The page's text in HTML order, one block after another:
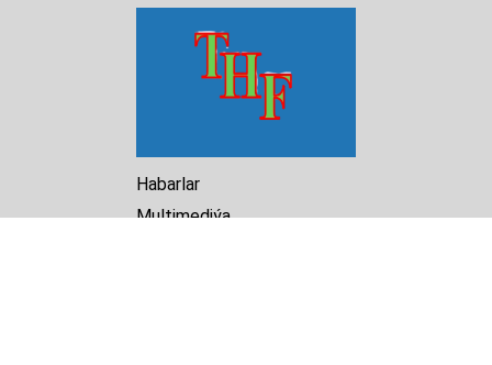
Habarlar
Multimediýa